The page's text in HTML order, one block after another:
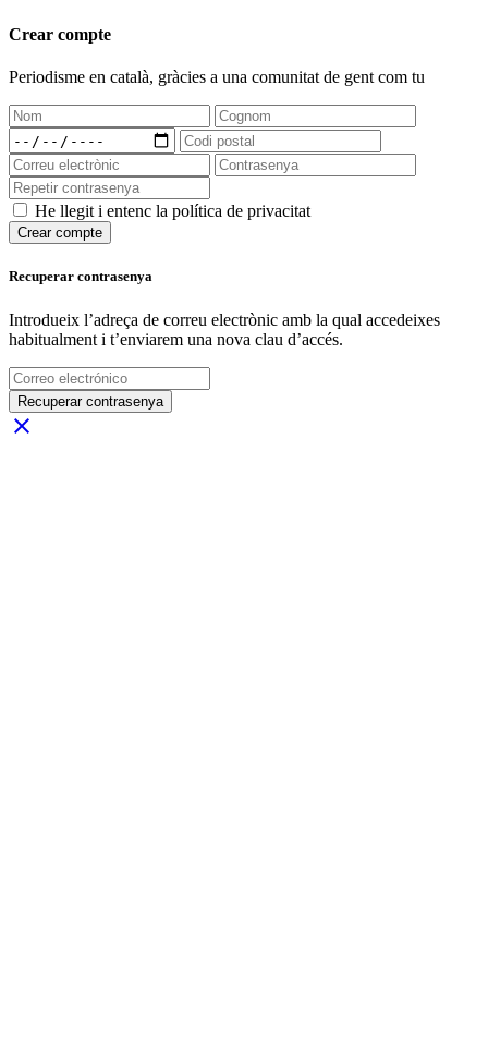
Crear compte
Periodisme en català, gràcies a una comunitat de gent com tu
He llegit i entenc la política de privacitat
Crear compte
Recuperar contrasenya
Introdueix l’adreça de correu electrònic amb la qual accedeixes
habitualment i t’enviarem una nova clau d’accés.
Recuperar contrasenya
close